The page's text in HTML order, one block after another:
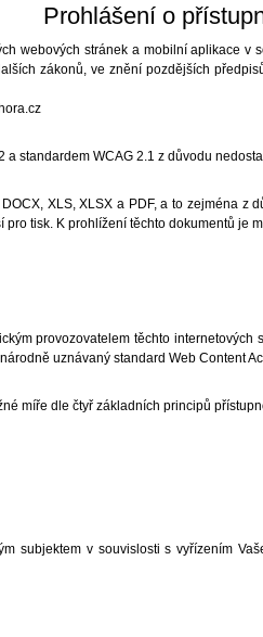
olympiády -
zakončili
mozaika –
na výletě v Hradci
Ekotýmu
Prohlášení o
webových stránek a mobilní aplikace
zákonů, ve znění pozdějších
standardem WCAG 2.1 z důvodu
XLS, XLSX a PDF, a to zejména
tisk. K prohlížení těchto dokumentů
provozovatelem těchto
uznávaný standard Web Content
míře dle čtyř základních principů
subjektem v souvislosti s vyřízením